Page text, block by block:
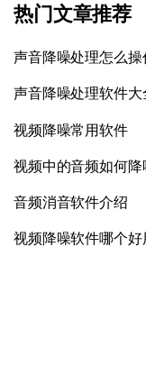
热门文章推荐
声音降噪处理怎么
声音降噪处理软件大
视频降噪常用软件
视频中的音频如何降
音频消音软件介绍
视频降噪软件哪个好